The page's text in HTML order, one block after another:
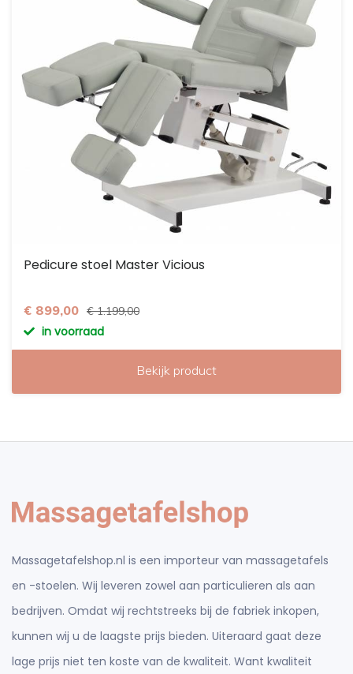
Pedicure stoel Master Vicious
€ 899,00 € 1.199,00
in voorraad
Bekijk product
Massagetafelshop.nl is een importeur van massagetafels
en -stoelen. Wij leveren zowel aan particulieren als aan
bedrijven. Omdat wij rechtstreeks bij de fabriek inkopen,
kunnen wij u de laagste prijs bieden. Uiteraard gaat deze
lage prijs niet ten koste van de kwaliteit. Want kwaliteit